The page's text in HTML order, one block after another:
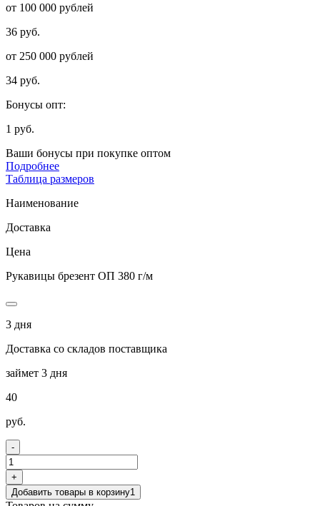
от 100 000 рублей
36 руб.
от 250 000 рублей
34 руб.
Бонусы опт:
1 руб.
Ваши бонусы при покупке оптом
Подробнее
Таблица размеров
Наименование
Доставка
Цена
Рукавицы брезент ОП 380 г/м
3 дня
Доставка со складов поставщика
займет 3 дня
40
руб.
-
+
Добавить товары в корзину1